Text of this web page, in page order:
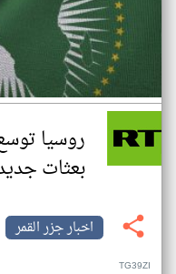
روسيا
بعثات جديدة في 4
اخبار جزر القمر
TG39ZI